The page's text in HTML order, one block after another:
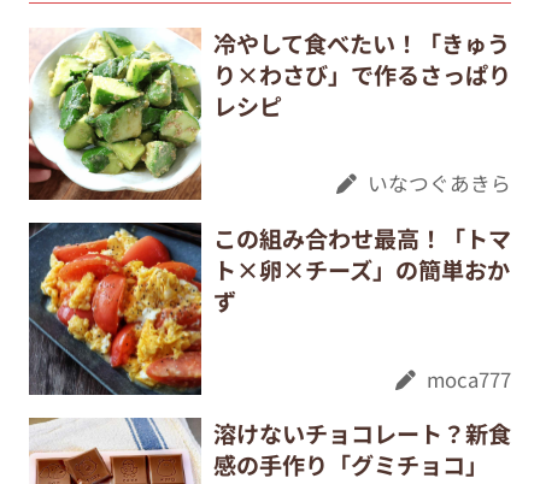
冷やして食べたい！「きゅう
り×わさび」で作るさっぱり
レシピ
いなつぐあきら
この組み合わせ最高！「トマ
ト×卵×チーズ」の簡単おか
ず
moca777
溶けないチョコレート？新食
感の手作り「グミチョコ」